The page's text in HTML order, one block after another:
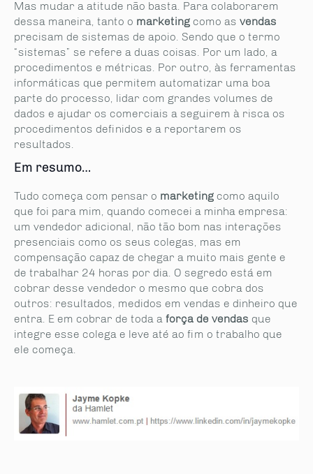
Mas mudar a atitude não basta. Para colaborarem
dessa maneira, tanto o marketing como as vendas
precisam de sistemas de apoio. Sendo que o termo
“sistemas” se refere a duas coisas. Por um lado, a
procedimentos e métricas. Por outro, às ferramentas
informáticas que permitem automatizar uma boa
parte do processo, lidar com grandes volumes de
dados e ajudar os comerciais a seguirem à risca os
procedimentos definidos e a reportarem os
resultados.
Em resumo…
Tudo começa com pensar o marketing como aquilo
que foi para mim, quando comecei a minha empresa:
um vendedor adicional, não tão bom nas interações
presenciais como os seus colegas, mas em
compensação capaz de chegar a muito mais gente e
de trabalhar 24 horas por dia. O segredo está em
cobrar desse vendedor o mesmo que cobra dos
outros: resultados, medidos em vendas e dinheiro que
entra. E em cobrar de toda a força de vendas que
integre esse colega e leve até ao fim o trabalho que
ele começa.